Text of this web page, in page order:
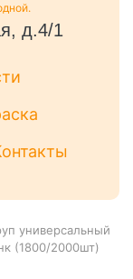
д.4/1
универсальный
(1800/2000шт)